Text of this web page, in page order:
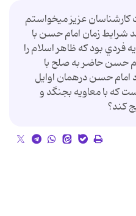
عزيز ميخواستم
شرايط زمان امام حسن با
بود كه ظاهر اسلام را
حسن حاضر به صلح با
امام حسن درهمان اوايل
كه با معاويه بجنگد و
كند؟